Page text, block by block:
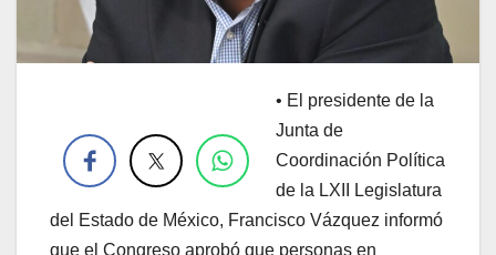
• El presidente de la
Junta de
Coordinación Política
de la LXII Legislatura
del Estado de México, Francisco Vázquez informó
que el Congreso aprobó que personas en